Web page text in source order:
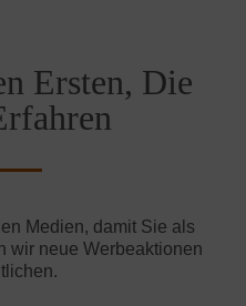
Ersten, Die
Medien, damit Sie als
wir neue Werbeaktionen